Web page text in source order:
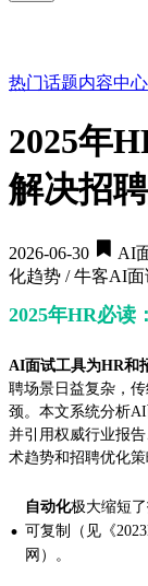
热门话题内容中心
2025年
解决招
2026-06-30
AI
化趋势 / 牛客AI面
2025年HR必读
AI面试工具为HR和
聘场景日益复杂，
颈。本文系统分析
并引用权威行业报
术趋势和招聘优化策
·
自动化极大缩短
可复制（见《
网）。